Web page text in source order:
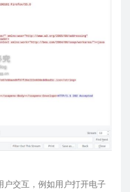
户交互，例如用户打开电子